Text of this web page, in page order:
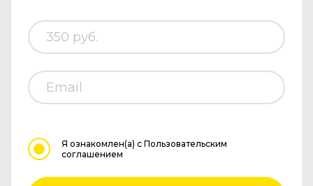
Я ознакомлен(а) с Пользовательским
соглашением